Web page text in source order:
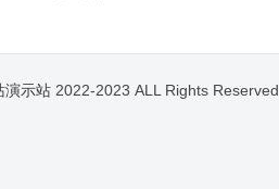
演示站 2022-2023 ALL Rights Reserved